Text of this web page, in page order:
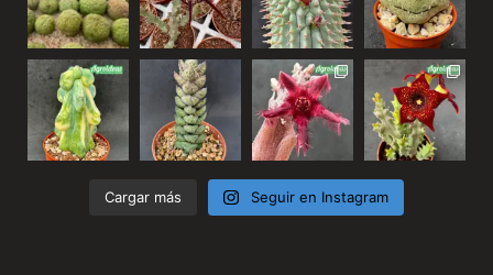
Cargar más Seguir en Instagram